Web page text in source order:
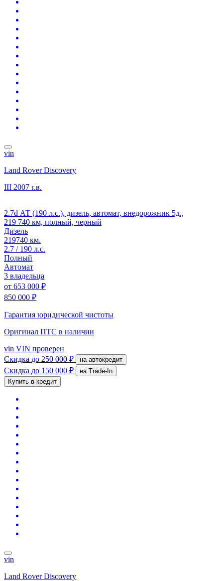
vin
Land Rover Discovery
III 2007 г.в.
2.7d АТ (190 л.с.), дизель, автомат, внедорожник 5д.,
219 740 км, полный, черный
Дизель
219740 км.
2.7 / 190 л.с.
Полный
Автомат
3 владельца
от 653 000 ₽
850 000 ₽
Гарантия юридической чистоты
Оригинал ПТС в наличии
vin VIN проверен
Скидка до 250 000 ₽ на автокредит
Скидка до 150 000 ₽
на Trade-In
Купить в кредит
vin
Land Rover Discovery